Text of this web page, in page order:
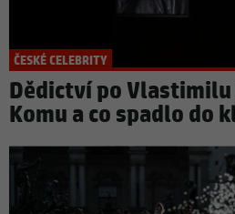
ČESKÉ CELEBRITY
Dědictví po
Komu a co spadlo do